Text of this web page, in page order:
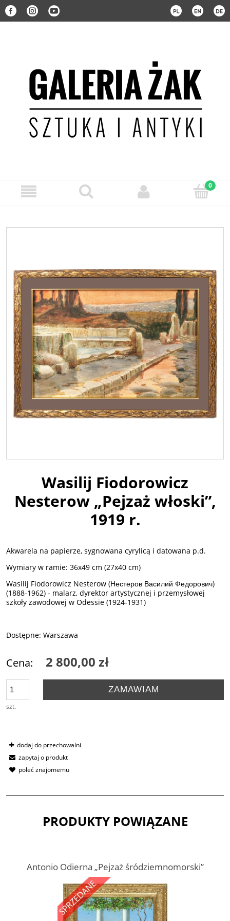
Wasilij Fiodorowicz
Nesterow „Pejzaż włoski”,
1919 r.
Akwarela na papierze, sygnowana cyrylicą i datowana p.d.
Wymiary w ramie: 36x49 cm (27x40 cm)
Wasilij Fiodorowicz Nesterow (Нестеров Василий Федорович)
(1888-1962) - malarz, dyrektor artystycznej i przemysłowej
szkoły zawodowej w Odessie (1924-1931)
Dostępne: Warszawa
Cena: 2 800,00 zł
szt.
ZAMAWIAM
dodaj do przechowalni
zapytaj o produkt
poleć znajomemu
PRODUKTY POWIĄZANE
Antonio Odierna „Pejzaż śródziemnomorski”